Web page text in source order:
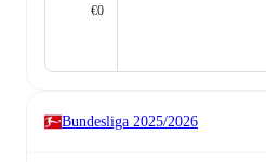
€0
Bundesliga 2025/2026